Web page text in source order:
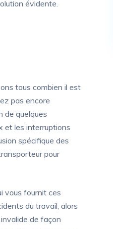
évidente.
tous combien il est
pas encore
de quelques
et les interruptions
spécifique des
pour
vous fournit ces
du travail, alors
de façon